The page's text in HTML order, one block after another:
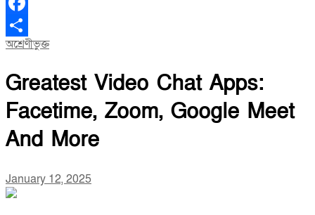
Facebook
Share
অশ্রেণীভুক্ত
Greatest Video Chat Apps:
Facetime, Zoom, Google Meet
And More
January 12, 2025